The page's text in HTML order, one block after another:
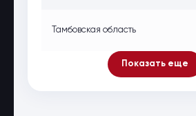
Тамбовская область
Показать еще